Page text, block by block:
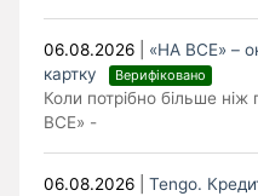
06.08.2026
«НА ВСЕ» –
картку
Верифіковано
Коли потрібно більше
ВСЕ» -
06.08.2026 |Tengo.